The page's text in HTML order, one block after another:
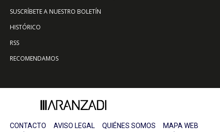
SUSCRÍBETE A NUESTRO BOLETÍN
HISTÓRICO
RSS
RECOMENDAMOS
CONTACTO AVISO LEGAL QUIÉNES SOMOS MAPA WEB